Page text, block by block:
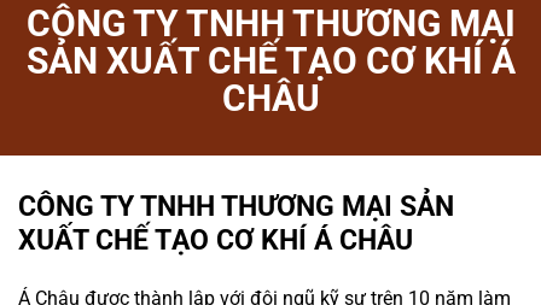
CÔNG TY TNHH THƯƠNG MẠI
SẢN XUẤT CHẾ TẠO CƠ KHÍ Á
CHÂU
CÔNG TY TNHH THƯƠNG MẠI SẢN
XUẤT CHẾ TẠO CƠ KHÍ Á CHÂU
Á Châu được thành lập với đội ngũ kỹ sư trên 10 năm làm